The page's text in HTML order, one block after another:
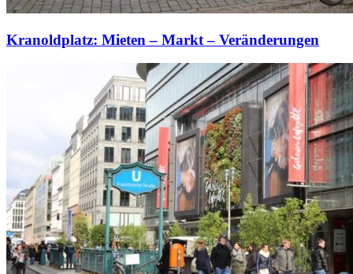
Kranoldplatz: Mieten – Markt – Veränderungen